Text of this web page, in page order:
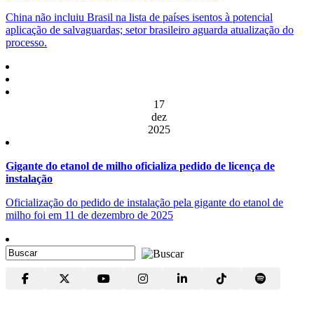
China não incluiu Brasil na lista de países isentos à potencial
aplicação de salvaguardas; setor brasileiro aguarda atualização do
processo.
17
dez
2025
Gigante do etanol de milho oficializa pedido de licença de
instalação
Oficialização do pedido de instalação pela gigante do etanol de
milho foi em 11 de dezembro de 2025